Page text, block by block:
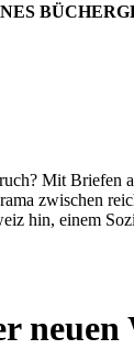
Mit Briefen
zwischen
hin, einem
neuen